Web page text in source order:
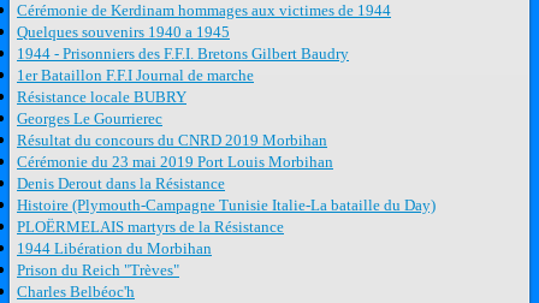
Cérémonie de Kerdinam hommages aux victimes de 1944
Quelques souvenirs 1940 a 1945
1944 - Prisonniers des F.F.I. Bretons Gilbert Baudry
1er Bataillon F.F.I Journal de marche
Résistance locale BUBRY
Georges Le Gourrierec
Résultat du concours du CNRD 2019 Morbihan
Cérémonie du 23 mai 2019 Port Louis Morbihan
Denis Derout dans la Résistance
Histoire (Plymouth-Campagne Tunisie Italie-La bataille du Day)
PLOËRMELAIS martyrs de la Résistance
1944 Libération du Morbihan
Prison du Reich "Trèves"
Charles Belbéoc'h